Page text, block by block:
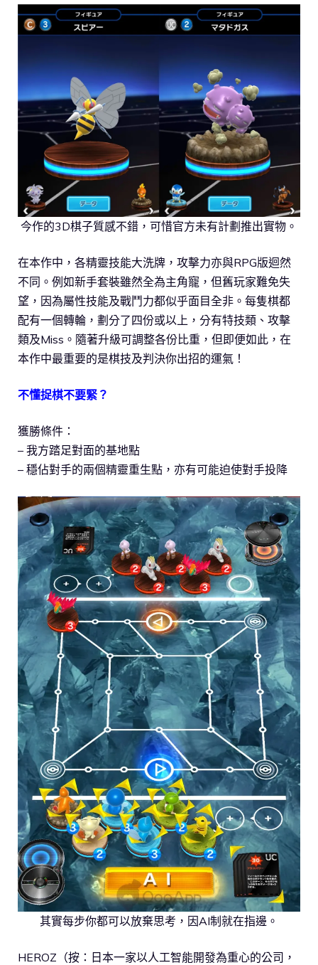
今作的3D棋子質感不錯，可惜官方未有計劃推出實物。
在本作中，各精靈技能大洗牌，攻擊力亦與RPG版迴然
不同。例如新手套裝雖然全為主角寵，但舊玩家難免失
望，因為屬性技能及戰鬥力都似乎面目全非。每隻棋都
配有一個轉輪，劃分了四份或以上，分有特技類、攻擊
類及Miss。隨著升級可調整各份比重，但即便如此，在
本作中最重要的是棋技及判決你出招的運氣！
不懂捉棋不要緊？
獲勝條件：
– 我方踏足對面的基地點
– 穩佔對手的兩個精靈重生點，亦有可能迫使對手投降
其實每步你都可以放棄思考，因AI制就在指邊。
HEROZ（按：日本一家以人工智能開發為重心的公司，